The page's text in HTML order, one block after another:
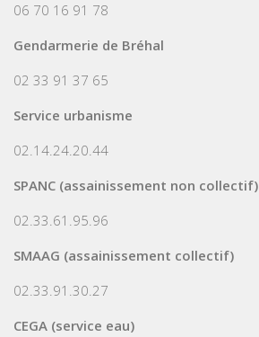
06 70 16 91 78
Gendarmerie de Bréhal
02 33 91 37 65
Service urbanisme
02.14.24.20.44
SPANC (assainissement non collectif)
02.33.61.95.96
SMAAG (assainissement collectif)
02.33.91.30.27
CEGA (service eau)